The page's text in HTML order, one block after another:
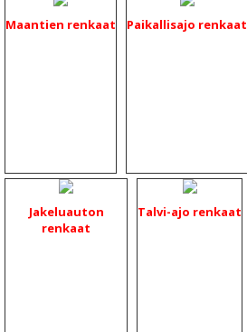
Maantien renkaat Paikallisajo renkaat
Jakeluauton
renkaat
Talvi-ajo renkaat